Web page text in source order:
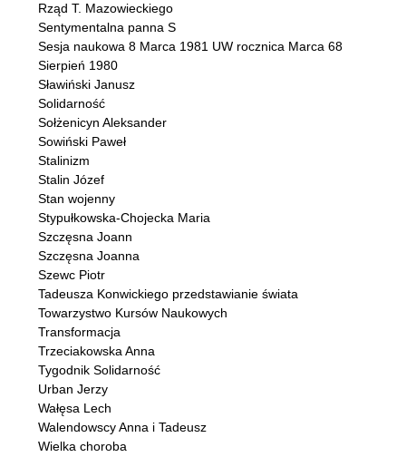
Rząd T. Mazowieckiego
Sentymentalna panna S
Sesja naukowa 8 Marca 1981 UW rocznica Marca 68
Sierpień 1980
Sławiński Janusz
Solidarność
Sołżenicyn Aleksander
Sowiński Paweł
Stalinizm
Stalin Józef
Stan wojenny
Stypułkowska-Chojecka Maria
Szczęsna Joann
Szczęsna Joanna
Szewc Piotr
Tadeusza Konwickiego przedstawianie świata
Towarzystwo Kursów Naukowych
Transformacja
Trzeciakowska Anna
Tygodnik Solidarność
Urban Jerzy
Wałęsa Lech
Walendowscy Anna i Tadeusz
Wielka choroba